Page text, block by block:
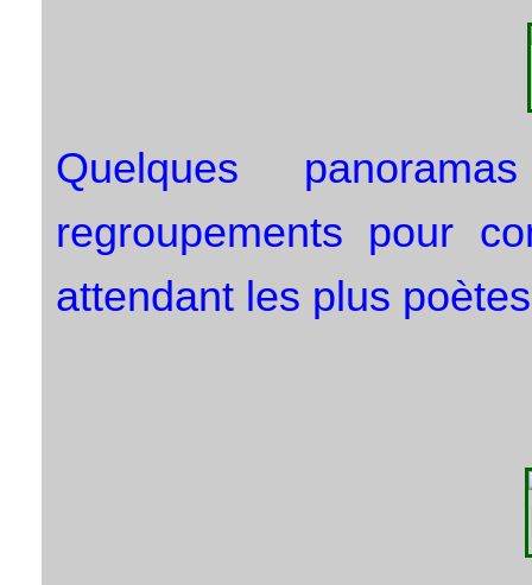
Quelques
regroupements pour
attendant les plus